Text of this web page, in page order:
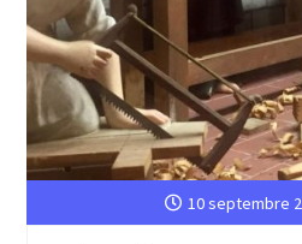
10 septembre